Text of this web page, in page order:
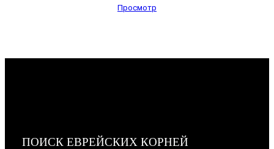
Просмотр
ПОИСК ЕВРЕЙСКИХ КОРНЕЙ